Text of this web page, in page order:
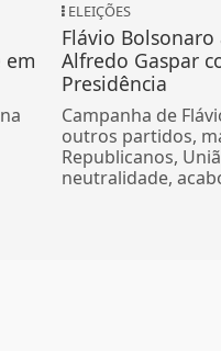
em
ELEIÇÕES
Flávio
Alfredo Gaspar
Presidência
Campanha de
outros partidos,
Republicanos,
neutralidade,